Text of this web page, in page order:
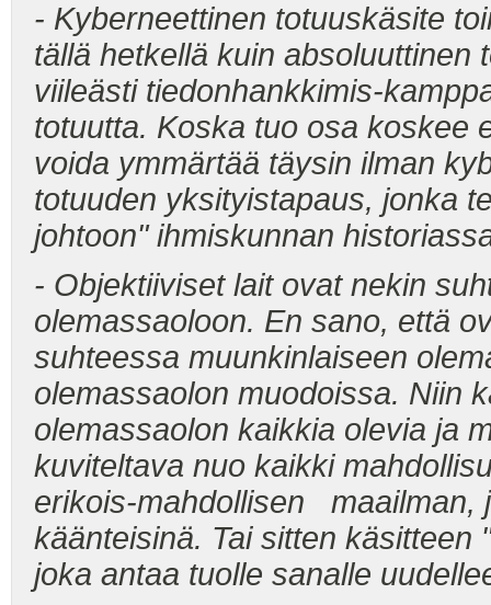
- Kyberneettinen totuuskäsite
tällä hetkellä kuin absoluuttinen
viileästi tiedonhankkimis-
totuutta. Koska tuo osa koskee
voida ymmärtää täysin ilman
totuuden yksityistapaus, jonka
johtoon" ihmiskunnan
- Objektiiviset lait ovat nekin
olemassaoloon. En sano, että
suhteessa muunkinlaiseen
olemassaolon muodoissa. Niin
olemassaolon kaikkia olevia ja
kuviteltava nuo kaikki
erikois-mahdollisen maailman,
käänteisinä. Tai sitten käsitteen
joka antaa tuolle sanalle